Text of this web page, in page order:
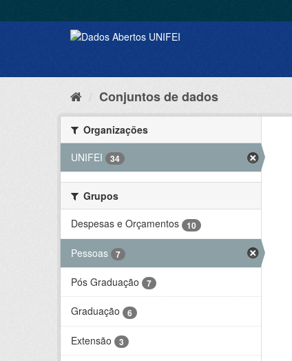
Conjuntos de dados
Organizações
UNIFEI
34
Grupos
Despesas e Orçamentos
10
Pessoas 7
Pós Graduação 7
Graduação 6
Extensão 3